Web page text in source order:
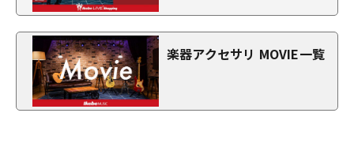
楽器アクセサリ MOVIE一覧